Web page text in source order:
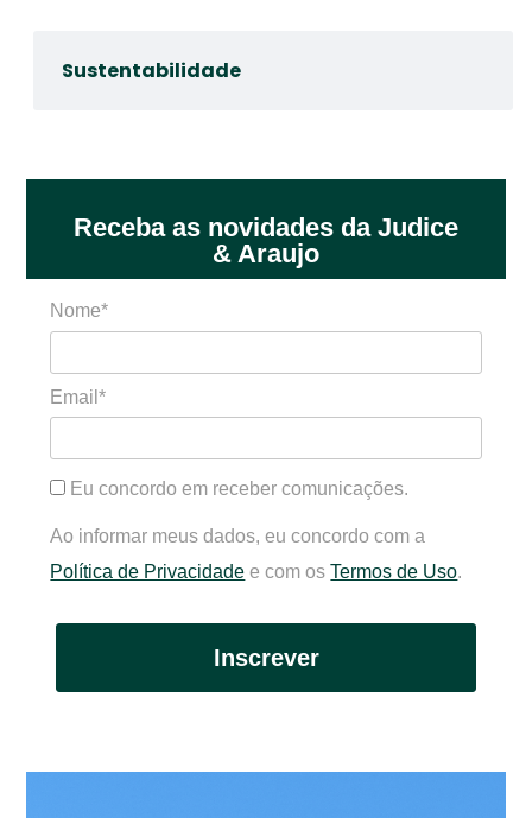
Sustentabilidade
Receba as novidades da Judice
& Araujo
Nome*
Email*
Eu concordo em receber comunicações.
Ao informar meus dados, eu concordo com a
Política de Privacidade e com osTermos de Uso.
Inscrever